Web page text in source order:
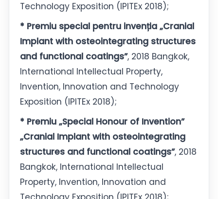
Technology Exposition (IPITEx 2018);
* Premiu special pentru invenția „Cranial
Implant with osteointegrating structures
and functional coatings”, 2018 Bangkok,
International Intellectual Property,
Invention, Innovation and Technology
Exposition (IPITEx 2018);
* Premiu „Special Honour of Invention”
„Cranial Implant with osteointegrating
structures and functional coatings”, 2018
Bangkok, International Intellectual
Property, Invention, Innovation and